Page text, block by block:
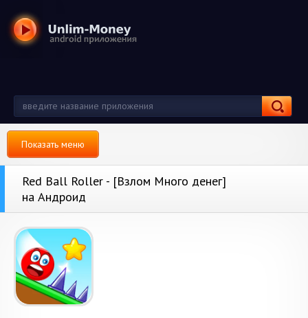
Показать меню
Red Ball Roller - [Взлом Много денег]
на Андроид